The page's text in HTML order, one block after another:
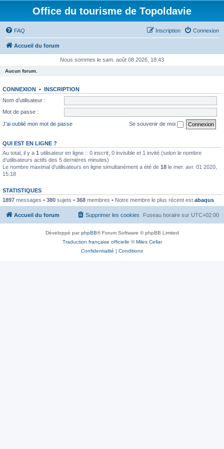
Office du tourisme de Topoldavie
FAQ Connexion
Inscription
Accueil du forum
Nous sommes le sam. août 08 2026, 18:43
Aucun forum.
CONNEXION • INSCRIPTION
Nom d’utilisateur :
Mot de passe :
J’ai oublié mon mot de passe
Se souvenir de moi
QUI EST EN LIGNE ?
Au total, il y a 1 utilisateur en ligne :: 0 inscrit, 0 invisible et 1 invité (selon le nombre
d’utilisateurs actifs des 5 dernières minutes)
Le nombre maximal d’utilisateurs en ligne simultanément a été de 18 le mer. avr. 01 2020,
15:18
STATISTIQUES
1897 messages • 380 sujets • 368 membres • Notre membre le plus récent est abaqus
Accueil du forum Fuseau horaire sur UTC+02:00
Supprimer les cookies
Développé parphpBB® Forum Software © phpBB Limited
Traduction française officielle ©Miles Cellar
Confidentialité | Conditions